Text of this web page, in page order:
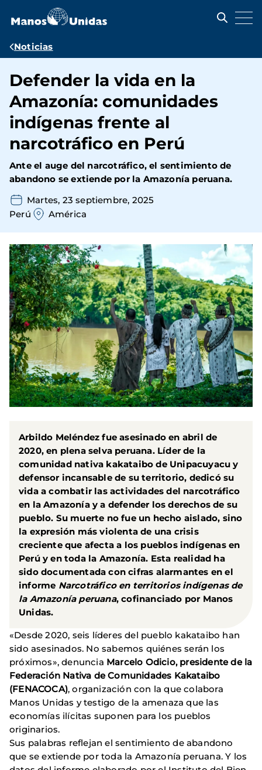
contenido
Ruta
navegación
Noticias
Defender la vida en la
Amazonía: comunidades
indígenas frente al
narcotráfico en Perú
Ante el auge del narcotráfico, el sentimiento de
abandono se extiende por la Amazonía peruana.
Martes, 23 septiembre, 2025
Perú
América
Arbildo Meléndez fue asesinado en abril de
2020, en plena selva peruana. Líder de la
comunidad nativa kakataibo de Unipacuyacu y
defensor incansable de su territorio, dedicó su
vida a combatir las actividades del narcotráfico
en la Amazoníay a defender los derechos de su
pueblo. Su muerte no fue un hecho aislado, sino
la expresión más violenta de una crisis
creciente que afecta a los pueblos indígenas en
Perú y en toda la Amazonía. Esta realidad ha
sido documentada con cifras alarmantes en el
informe Narcotráfico en territorios indígenas de
la Amazonía peruana, cofinanciado por Manos
Unidas.
«Desde 2020, seis líderes del pueblo kakataibo han
sido asesinados. No sabemos quiénes serán los
próximos», denuncia Marcelo Odicio, presidente de la
Federación Nativa de Comunidades Kakataibo
(FENACOCA), organización con la que colabora
Manos Unidas y testigo de la amenaza que las
economías ilícitas suponen para los pueblos
originarios.
Sus palabras reflejan el sentimiento de abandono
que se extiende por toda la Amazonía peruana. Y los